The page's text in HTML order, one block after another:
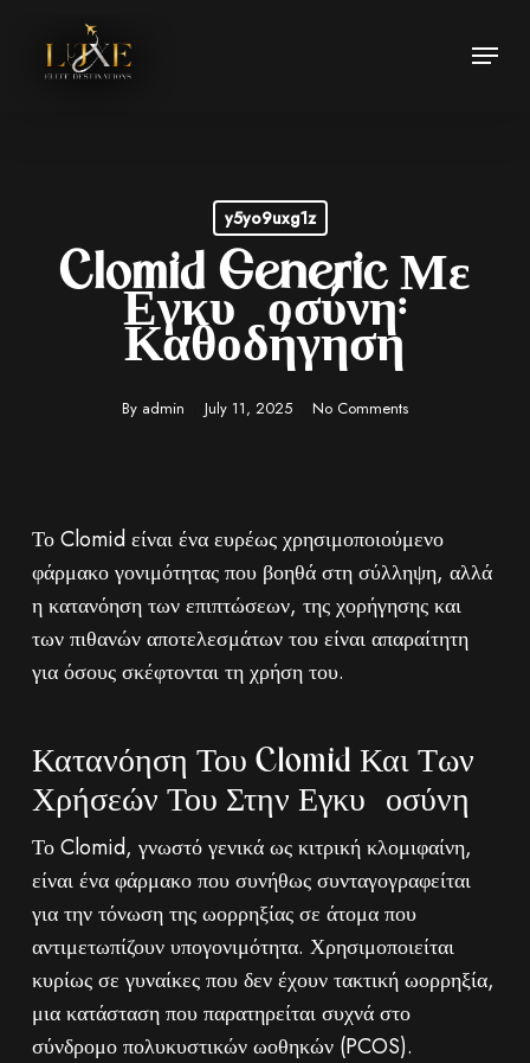
Menu
y5yo9uxg1z
Clomid Generic Με
Εγκυμοσύνη:
Καθοδήγηση
By admin July 11, 2025 No Comments
Το Clomid είναι ένα ευρέως χρησιμοποιούμενο
φάρμακο γονιμότητας που βοηθά στη σύλληψη, αλλά
η κατανόηση των επιπτώσεων, της χορήγησης και
των πιθανών αποτελεσμάτων του είναι απαραίτητη
για όσους σκέφτονται τη χρήση του.
Κατανόηση Του Clomid Και Των
Χρήσεών Του Στην Εγκυμοσύνη
Το Clomid, γνωστό γενικά ως κιτρική κλομιφαίνη,
είναι ένα φάρμακο που συνήθως συνταγογραφείται
για την τόνωση της ωορρηξίας σε άτομα που
αντιμετωπίζουν υπογονιμότητα. Χρησιμοποιείται
κυρίως σε γυναίκες που δεν έχουν τακτική ωορρηξία,
μια κατάσταση που παρατηρείται συχνά στο
σύνδρομο πολυκυστικών ωοθηκών (PCOS).
Close